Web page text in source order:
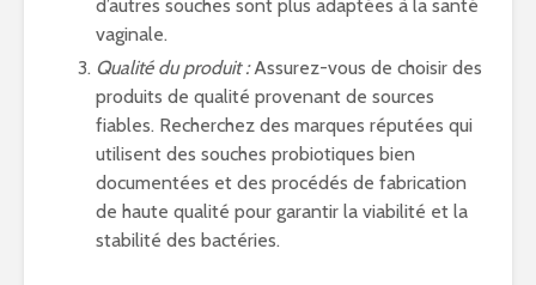
d’autres souches sont plus adaptées à la santé
vaginale.
Qualité du produit :Assurez-vous de choisir des
produits de qualité provenant de sources
fiables. Recherchez des marques réputées qui
utilisent des souches probiotiques bien
documentées et des procédés de fabrication
de haute qualité pour garantir la viabilité et la
stabilité des bactéries.